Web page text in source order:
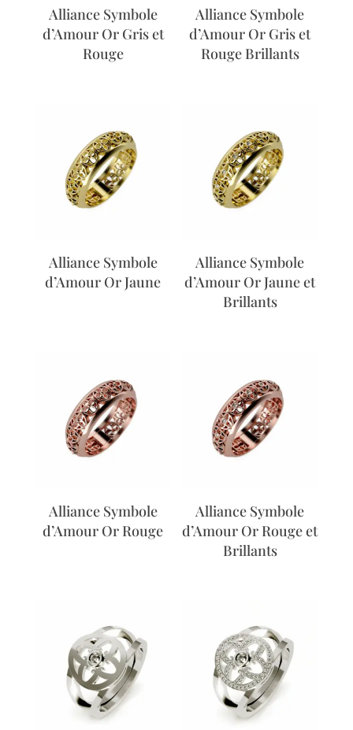
Alliance Symbole
d’Amour Or Gris et
Rouge
Alliance Symbole
d’Amour Or Gris et
Rouge Brillants
Alliance Symbole
d’Amour Or Jaune
Alliance Symbole
d’Amour Or Jaune et
Brillants
Alliance Symbole
d’Amour Or Rouge
Alliance Symbole
d’Amour Or Rouge et
Brillants